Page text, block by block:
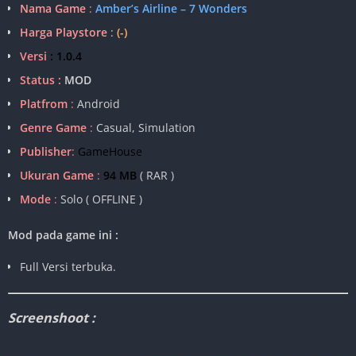
Nama Game : Amber’s Airline – 7 Wonders
Harga Playstore : (-)
Versi : 1.0.4
Status : MOD
Platfrom : Android
Genre Game : Casual, Simulation
Publisher: GameHouse
Ukuran Game : 94 MB ( RAR )
Mode : Solo ( OFFLINE )
Mod pada game ini :
Full Versi terbuka.
Screenshoot :